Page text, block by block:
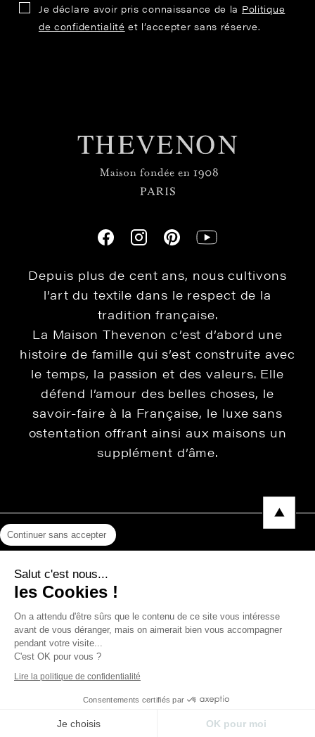
Je déclare avoir pris connaissance de la Politique
de confidentialité et l’accepter sans réserve.
Depuis plus de cent ans, nous cultivons
l’art du textile dans le respect de la
tradition française.
La Maison Thevenon c’est d’abord une
histoire de famille qui s’est construite avec
le temps, la passion et des valeurs. Elle
défend l’amour des belles choses, le
savoir-faire à la Française, le luxe sans
ostentation offrant ainsi aux maisons un
supplément d’âme.
Protection des données
Photos, Vidéos & Catalogues
Continuer sans accepter
Salut c'est nous...
les Cookies !
On a attendu d'être sûrs que le contenu de ce site vous intéresse
avant de vous déranger, mais on aimerait bien vous accompagner
pendant votre visite...
C'est OK pour vous ?
Lire la politique de confidentialité
Consentements certifiés par
Je choisis OK pour moi